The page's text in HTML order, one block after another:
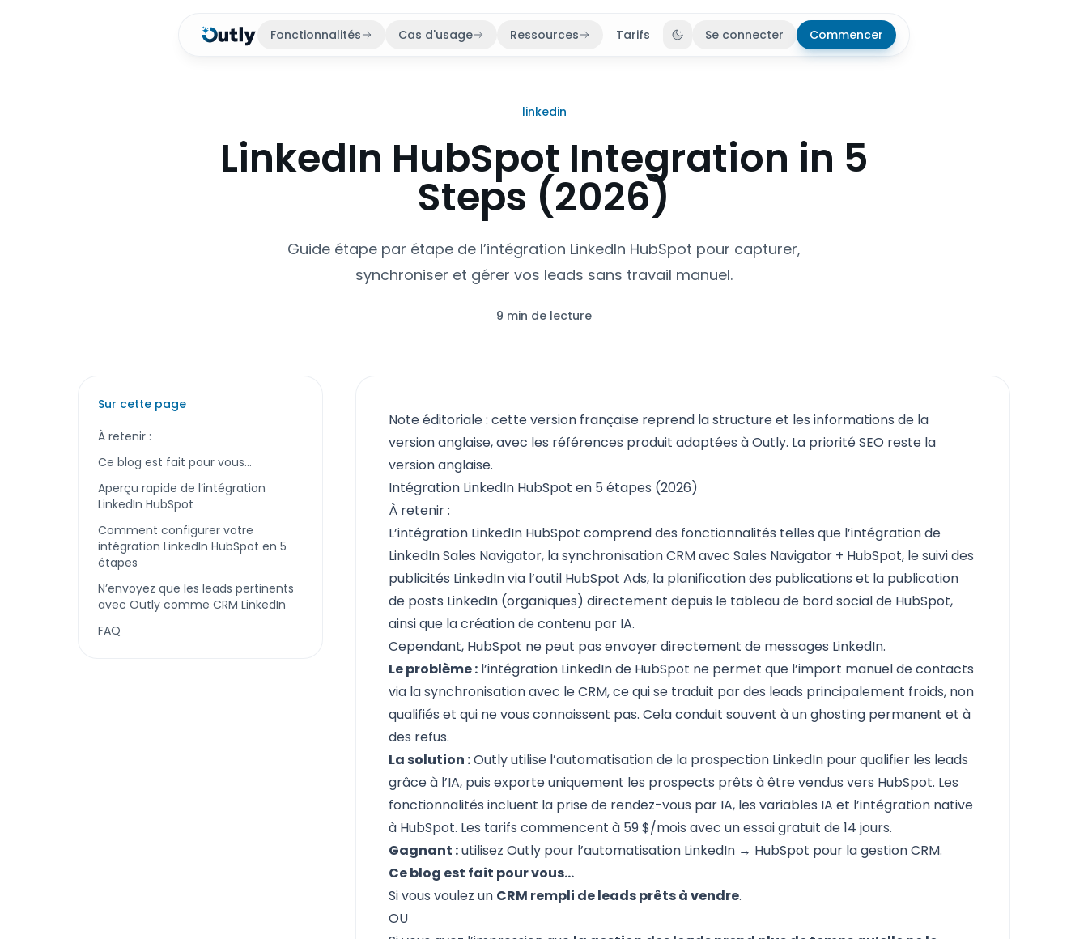
Fonctionnalités Cas d'usage Ressources Tarifs Basculer le thème
Se connecter Commencer
linkedin
LinkedIn HubSpot Integration in 5
Steps (2026)
Guide étape par étape de l’intégration LinkedIn HubSpot pour capturer,
synchroniser et gérer vos leads sans travail manuel.
9 min de lecture
Sur cette page
À retenir :
Ce blog est fait pour vous…
Aperçu rapide de l’intégration
LinkedIn HubSpot
Comment configurer votre
intégration LinkedIn HubSpot en 5
étapes
N’envoyez que les leads pertinents
avec Outly comme CRM LinkedIn
FAQ
Note éditoriale : cette version française reprend la structure et les informations de la
version anglaise, avec les références produit adaptées à Outly. La priorité SEO reste la
version anglaise.
Intégration LinkedIn HubSpot en 5 étapes (2026)
À retenir :
L’intégration LinkedIn HubSpot comprend des fonctionnalités telles que l’intégration de
LinkedIn Sales Navigator, la synchronisation CRM avec Sales Navigator + HubSpot, le suivi des
publicités LinkedIn via l’outil HubSpot Ads, la planification des publications et la publication
de posts LinkedIn (organiques) directement depuis le tableau de bord social de HubSpot,
ainsi que la création de contenu par IA.
Cependant, HubSpot ne peut pas envoyer directement de messages LinkedIn.
Le problème : l’intégration LinkedIn de HubSpot ne permet que l’import manuel de contacts
via la synchronisation avec le CRM, ce qui se traduit par des leads principalement froids, non
qualifiés et qui ne vous connaissent pas. Cela conduit souvent à un ghosting permanent et à
des refus.
La solution :Outly utilise l’automatisation de la prospection LinkedIn pour qualifier les leads
grâce à l’IA, puisexporte uniquement les prospects prêts à être vendus vers HubSpot. Les
fonctionnalités incluent la prise de rendez-vous par IA, les variables IA et l’intégration native
à HubSpot. Les tarifs commencent à 59 $/mois avec un essai gratuit de 14 jours.
Gagnant :utilisez Outly pour l’automatisation LinkedIn → HubSpot pour la gestion CRM.
Ce blog est fait pour vous…
Si vous voulez un CRM rempli de leads prêts à vendre.
OU